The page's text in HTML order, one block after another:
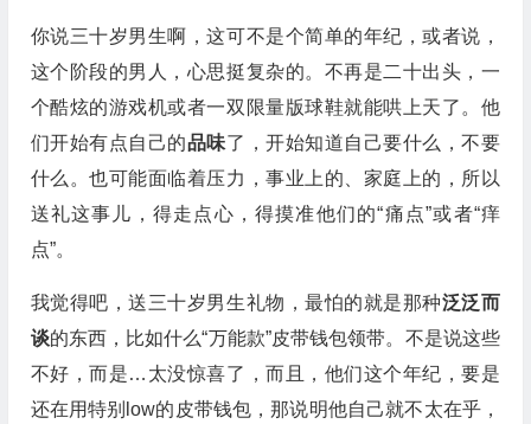
你说三十岁男生啊，这可不是个简单的年纪，或者说，
这个阶段的男人，心思挺复杂的。不再是二十出头，一
个酷炫的游戏机或者一双限量版球鞋就能哄上天了。他
们开始有点自己的品味了，开始知道自己要什么，不要
什么。也可能面临着压力，事业上的、家庭上的，所以
送礼这事儿，得走点心，得摸准他们的“痛点”或者“痒
点”。
我觉得吧，送三十岁男生礼物，最怕的就是那种泛泛而
谈的东西，比如什么“万能款”皮带钱包领带。不是说这些
不好，而是…太没惊喜了，而且，他们这个年纪，要是
还在用特别low的皮带钱包，那说明他自己就不太在乎，